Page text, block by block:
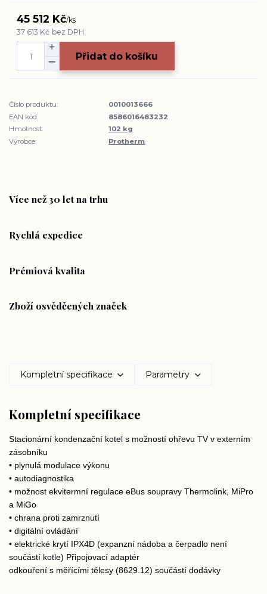
45 512 Kč/ks
37 613 Kč bez DPH
Přidat do košíku
Číslo produktu:
0010013666
EAN kód:
8586016483232
Hmotnost:
102 kg
Výrobce:
Protherm
Více než 30 let na trhu
Rychlá expedice
Prémiová kvalita
Zboží osvědčených značek
Kompletní specifikace Parametry
Kompletní specifikace
Stacionární kondenzační kotel s možností ohřevu TV v externím
zásobníku
• plynulá modulace výkonu
• autodiagnostika
• možnost ekvitermní regulace eBus soupravy Thermolink, MiPro
a MiGo
• chrana proti zamrznutí
• digitální ovládání
• elektrické krytí IPX4D (expanzní nádoba a čerpadlo není
součástí kotle) ​​Připojovací adaptér
odkouření s měřícími tělesy (8629.12) součástí dodávky